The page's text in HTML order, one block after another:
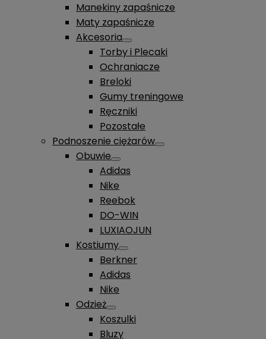
Manekiny zapaśnicze
Maty zapaśnicze
Akcesoria
Torby i Plecaki
Ochraniacze
Breloki
Gumy treningowe
Ręczniki
Pozostałe
Podnoszenie ciężarów
Obuwie
Adidas
Nike
Reebok
DO-WIN
LUXIAOJUN
Kostiumy
Berkner
Adidas
Nike
Odzież
Koszulki
Bluzy